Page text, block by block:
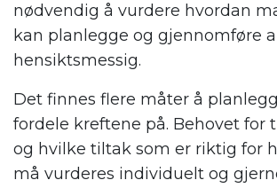
nødvendig å vurdere hvordan
kan planlegge og gjennomføre
hensiktsmessig.
Det finnes flere måter å
fordel e kreftene på. Behovet for
og hvilke tiltak som er riktig for
må vurderes individuelt og